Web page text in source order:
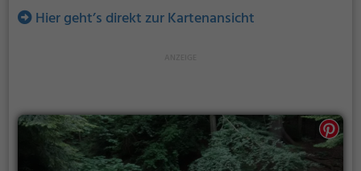
Hier geht’s direkt zur Kartenansicht